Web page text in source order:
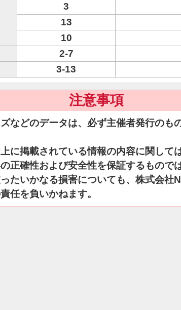
3
13
10
2-7
3-13
注意事項
などのデータは、必ず主催者発行のも
に掲載されている情報の内容に関して
正確性および安全性を保証するもので
たいかなる損害についても、株式会社
任を負いかねます。